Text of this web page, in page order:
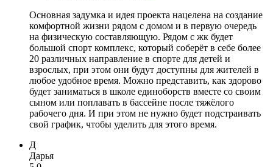
Основная задумка и идея проекта нацелена на создание
комфортной жизни рядом с домом и в первую очередь
на физическую составляющую. Рядом с жк будет
большой спорт комплекс, который соберёт в себе более
20 различных направление в спорте для детей и
взрослых, при этом они будут доступны для жителей в
любое удобное время. Можно представить, как здорово
будет заниматься в школе единоборств вместе со своим
сыном или поплавать в бассейне после тяжёлого
рабочего дня. И при этом не нужно будет подстраивать
свой график, чтобы уделить для этого время.
Д
Дарья